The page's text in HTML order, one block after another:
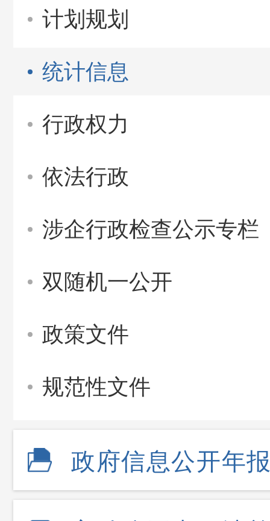
计划规划
统计信息
行政权力
依法行政
涉企行政检查公示专栏
双随机一公开
政策文件
规范性文件
政府信息公开年